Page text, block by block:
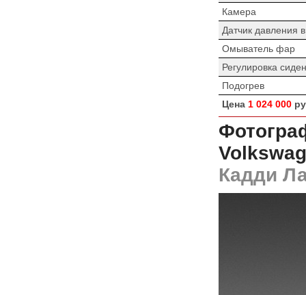
Камера
Датчик давления
Омыватель фар
Регулировка
Подогрев
Цена 1 024 000
Кадди